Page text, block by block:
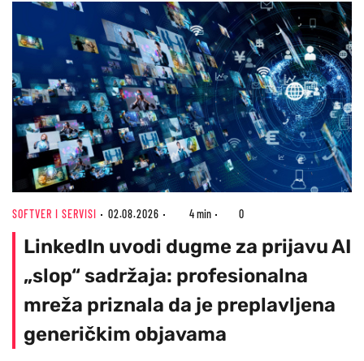
SOFTVER I SERVISI 02.08.2026 4 min 0
LinkedIn uvodi dugme za prijavu AI
„slop“ sadržaja: profesionalna
mreža priznala da je preplavljena
generičkim objavama